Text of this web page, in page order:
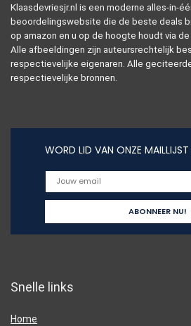
Klaasdevriesjr.nl is een moderne alles-in-
beoordelingswebsite die de beste deals
op amazon en u op de hoogte houdt via
Alle afbeeldingen zijn auteursrechtelijk
respectievelijke eigenaren. Alle
respectievelijke bronnen.
WORD LID VAN ONZE
Snelle links
Home